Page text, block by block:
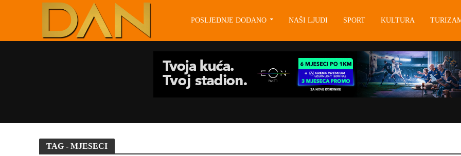
POSLJEDNJE DODANO NAŠI LJUDI SPORT KULTURA
TAG - MJESECI